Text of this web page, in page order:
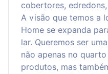
cobertores,
A visão que temos a
Home se expanda
lar. Queremos ser
não apenas no
produtos, mas